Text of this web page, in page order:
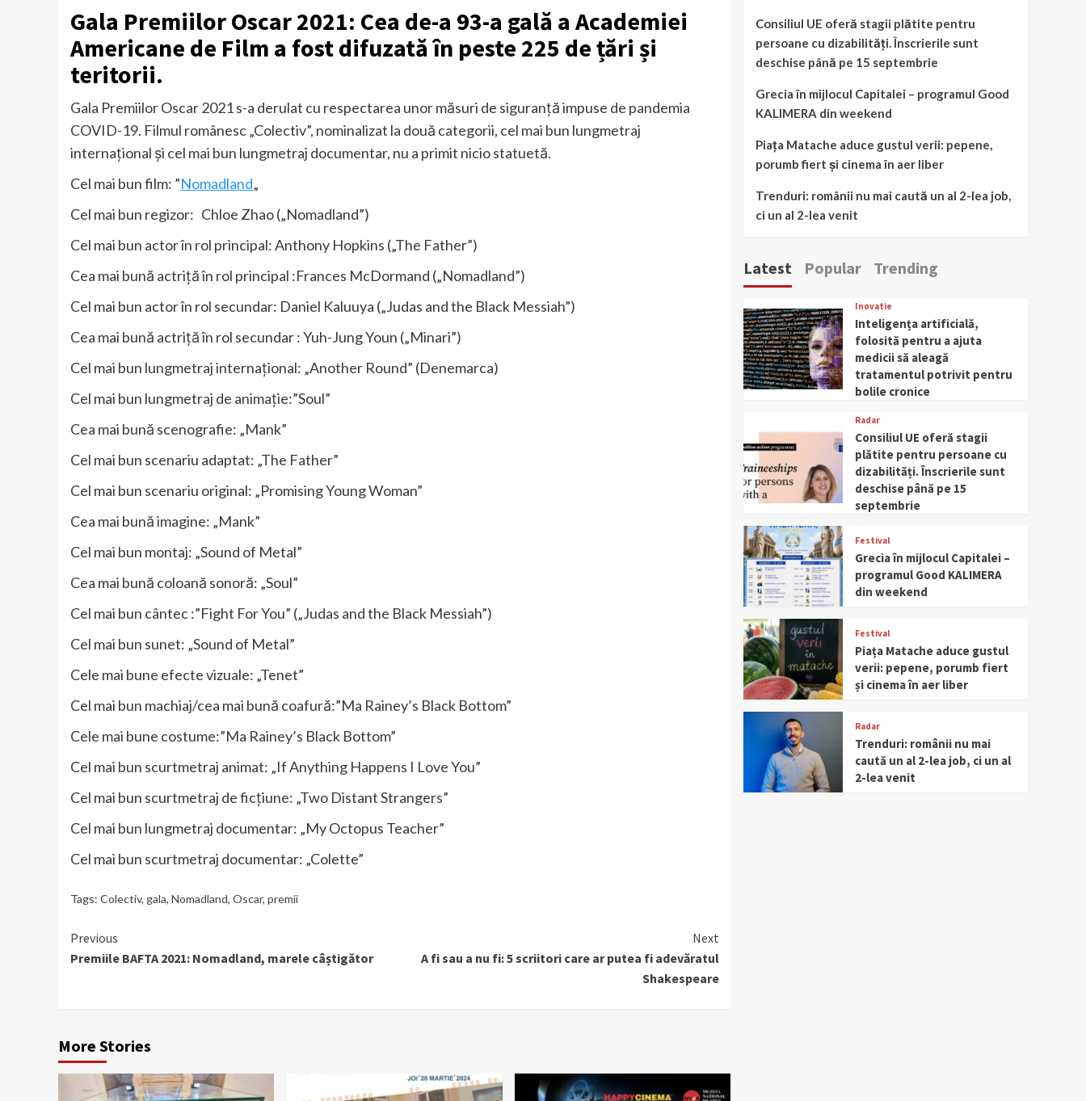
Gala Premiilor Oscar 2021: Cea de-a 93-a gală a Academiei
Americane de Film a fost difuzată în peste 225 de țări și
teritorii.
Gala Premiilor Oscar 2021 s-a derulat cu respectarea unor măsuri de siguranță impuse de pandemia
COVID-19. Filmul românesc „Colectiv”, nominalizat la două categorii, cel mai bun lungmetraj
internaţional și cel mai bun lungmetraj documentar, nu a primit nicio statuetă.
Cel mai bun film: ”Nomadland„
Cel mai bun regizor: Chloe Zhao („Nomadland”)
Cel mai bun actor în rol principal: Anthony Hopkins („The Father”)
Cea mai bună actriţă în rol principal :Frances McDormand („Nomadland”)
Cel mai bun actor în rol secundar: Daniel Kaluuya („Judas and the Black Messiah”)
Cea mai bună actriţă în rol secundar : Yuh-Jung Youn („Minari”)
Cel mai bun lungmetraj internaţional: „Another Round” (Denemarca)
Cel mai bun lungmetraj de animaţie:”Soul”
Cea mai bună scenografie: „Mank”
Cel mai bun scenariu adaptat: „The Father”
Cel mai bun scenariu original: „Promising Young Woman”
Cea mai bună imagine: „Mank”
Cel mai bun montaj: „Sound of Metal”
Cea mai bună coloană sonoră: „Soul”
Cel mai bun cântec :”Fight For You” („Judas and the Black Messiah”)
Cel mai bun sunet: „Sound of Metal”
Cele mai bune efecte vizuale: „Tenet”
Cel mai bun machiaj/cea mai bună coafură:”Ma Rainey’s Black Bottom”
Cele mai bune costume:”Ma Rainey’s Black Bottom”
Cel mai bun scurtmetraj animat: „If Anything Happens I Love You”
Cel mai bun scurtmetraj de ficţiune: „Two Distant Strangers”
Cel mai bun lungmetraj documentar: „My Octopus Teacher”
Cel mai bun scurtmetraj documentar: „Colette”
Tags: Colectiv, gala, Nomadland, Oscar, premii
Continue
Reading
Previous
Premiile BAFTA 2021: Nomadland, marele câștigător
Next
A fi sau a nu fi: 5 scriitori care ar putea fi adevăratul
Shakespeare
More Stories
Consiliul UE oferă stagii plătite pentru
persoane cu dizabilități. Înscrierile sunt
deschise până pe 15 septembrie
Grecia în mijlocul Capitalei – programul Good
KALIMERA din weekend
Piața Matache aduce gustul verii: pepene,
porumb fiert și cinema în aer liber
Trenduri: românii nu mai caută un al 2-lea job,
ci un al 2-lea venit
Latest Popular Trending
Inovatie
Inteligența artificială,
folosită pentru a ajuta
medicii să aleagă
tratamentul potrivit pentru
bolile cronice
Radar
Consiliul UE oferă stagii
plătite pentru persoane cu
dizabilități. Înscrierile sunt
deschise până pe 15
septembrie
Festival
Grecia în mijlocul Capitalei –
programul Good KALIMERA
din weekend
Festival
Piața Matache aduce gustul
verii: pepene, porumb fiert
și cinema în aer liber
Radar
Trenduri: românii nu mai
caută un al 2-lea job, ci un al
2-lea venit